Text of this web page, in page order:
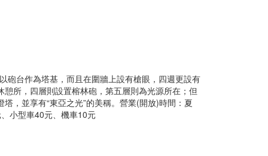
砲台作為塔基，而且在圍牆上設有槍眼，四週更設有
所，四層則設置榕林砲，第五層則為光源所在；但
，並享有“東亞之光”的美稱。 營業(開放)時間：夏
小型車40元、機車10元